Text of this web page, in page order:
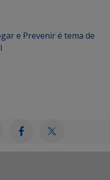
e Prevenir é tema de